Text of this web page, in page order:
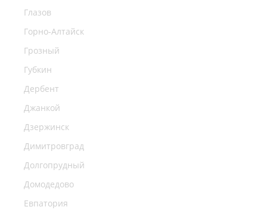
Глазов
Горно-Алтайск
Грозный
Губкин
Дербент
Джанкой
Дзержинск
Димитровград
Долгопрудный
Домодедово
Евпатория